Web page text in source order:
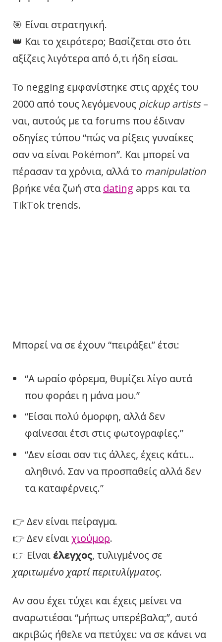
🎯 Είναι στρατηγική.
👑 Και το χειρότερο; Βασίζεται στο ότι
αξίζεις λιγότερα από ό,τι ήδη είσαι.
Το negging εμφανίστηκε στις αρχές του
2000 από τους λεγόμενους pickup artists–
ναι, αυτούς με τα forums που έδιναν
οδηγίες τύπου “πώς να ρίξεις γυναίκες
σαν να είναι Pokémon”. Και μπορεί να
πέρασαν τα χρόνια, αλλά το manipulation
βρήκε νέα ζωή στα dating apps και τα
TikTok trends.
Μπορεί να σε έχουν “πειράξει” έτσι:
“Α ωραίο φόρεμα, θυμίζει λίγο αυτά
που φοράει η μάνα μου.”
“Είσαι πολύ όμορφη, αλλά δεν
φαίνεσαι έτσι στις φωτογραφίες.”
“Δεν είσαι σαν τις άλλες, έχεις κάτι…
αληθινό. Σαν να προσπαθείς αλλά δεν
τα καταφέρνεις.”
👉 Δεν είναι πείραγμα.
👉 Δεν είναιχιούμορ.
👉 Είναιέλεγχος, τυλιγμένος σε
χαριτωμένο χαρτί περιτυλίγματος.
Αν σου έχει τύχει και έχεις μείνει να
αναρωτιέσαι “μήπως υπερέβαλα;”, αυτό
ακριβώς ήθελε να πετύχει: να σε κάνει να